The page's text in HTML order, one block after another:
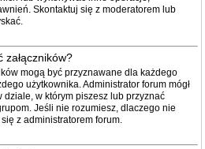
Skontaktuj się z moderatorem lub
załączników?
mogą być przyznawane dla każdego
użytkownika. Administrator forum mógł
dziale, w którym piszesz lub przyznać
Jeśli nie rozumiesz, dlaczego nie
z administratorem forum.